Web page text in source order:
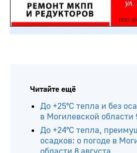
Читайте ещё
До +25°С тепла и без
в Могилевской области
До +24°С тепла,
осадков: о погоде в